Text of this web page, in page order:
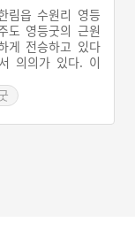
림읍 수원리 영등
도 영등굿의 근원
게 전승하고 있다
의의가 있다. 이
이다. 수원리의 영
반적인 영등굿의
를 두루 포함하여
하루인 1일에 제
다고 믿는다. 따라
하루에는 영등손